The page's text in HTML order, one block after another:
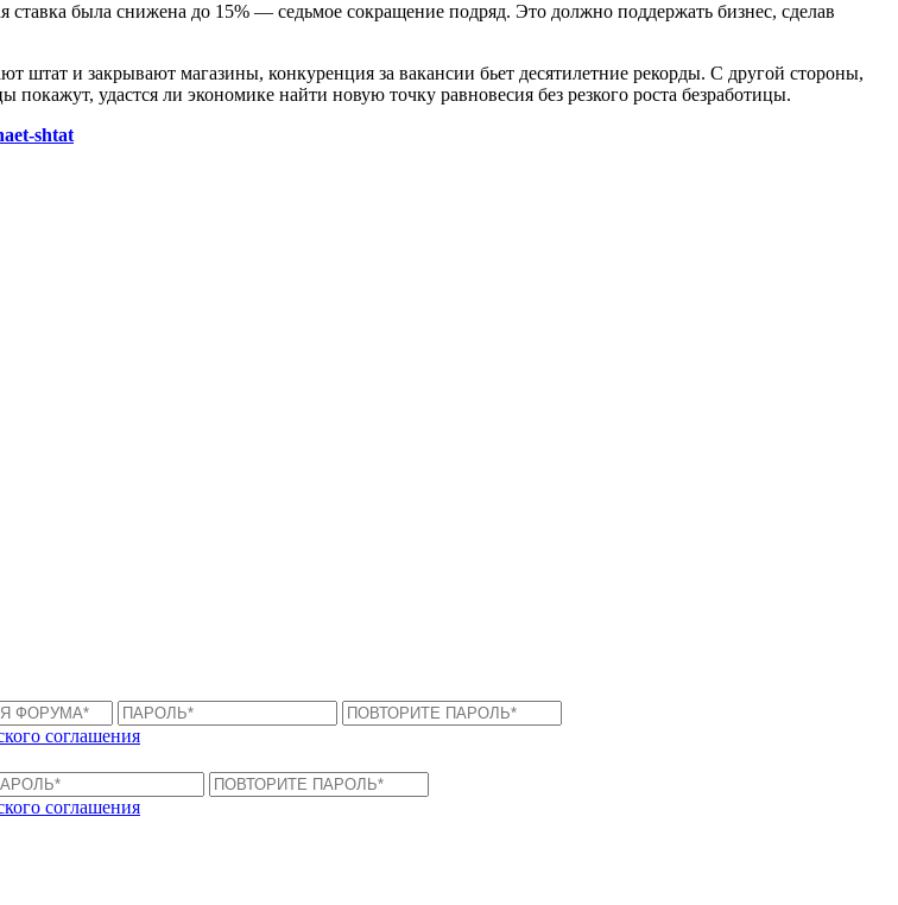
была снижена до 15% — седьмое сокращение подряд. Это должно поддержать бизнес, сделав
и закрывают магазины, конкуренция за вакансии бьет десятилетние рекорды. С другой стороны,
удастся ли экономике найти новую точку равновесия без резкого роста безработицы.
shtat
соглашения
соглашения